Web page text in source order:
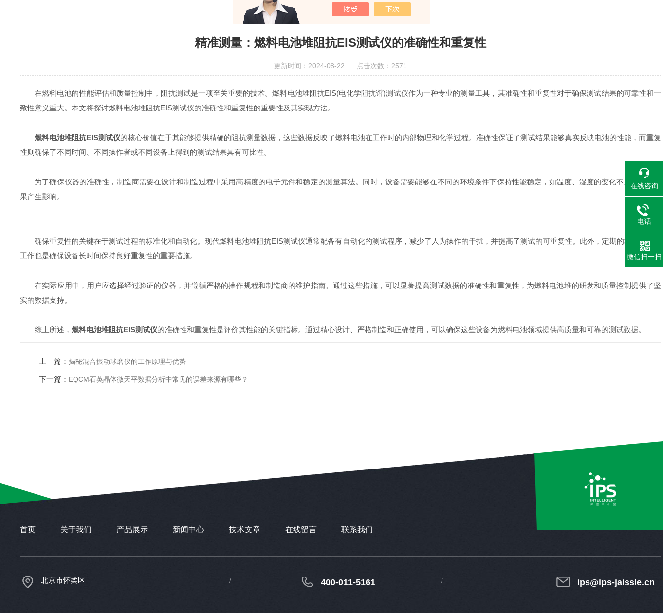
精准测量：燃料电池堆阻抗EIS测试仪的准确性和重复性
更新时间：2024-08-22 点击次数：2571
在燃料电池的性能评估和质量控制中，阻抗测试是一项至关重要的技术。燃料电池堆阻抗EIS(电化学阻抗谱)测试仪作为一种专业的测量工具，其准确性和重复性对于确保测试结果的可靠性和一
致性意义重大。本文将探讨燃料电池堆阻抗EIS测试仪的准确性和重复性的重要性及其实现方法。
燃料电池堆阻抗EIS测试仪的核心价值在于其能够提供精确的阻抗测量数据，这些数据反映了燃料电池在工作时的内部物理和化学过程。准确性保证了测试结果能够真实反映电池的性能，而重复
性则确保了不同时间、不同操作者或不同设备上得到的测试结果具有可比性。
为了确保仪器的准确性，制造商需要在设计和制造过程中采用高精度的电子元件和稳定的测量算法。同时，设备需要能够在不同的环境条件下保持性能稳定，如温度、湿度的变化不应对测试结
果产生影响。
确保重复性的关键在于测试过程的标准化和自动化。现代燃料电池堆阻抗EIS测试仪通常配备有自动化的测试程序，减少了人为操作的干扰，并提高了测试的可重复性。此外，定期的校准和维护
工作也是确保设备长时间保持良好重复性的重要措施。
在实际应用中，用户应选择经过验证的仪器，并遵循严格的操作规程和制造商的维护指南。通过这些措施，可以显著提高测试数据的准确性和重复性，为燃料电池堆的研发和质量控制提供了坚
实的数据支持。
综上所述， 燃料电池堆阻抗EIS测试仪的准确性和重复性是评价其性能的关键指标。通过精心设计、严格制造和正确使用，可以确保这些设备为燃料电池领域提供高质量和可靠的测试数据。
上一篇： 揭秘混合振动球磨仪的工作原理与优势
下一篇： EQCM石英晶体微天平数据分析中常见的误差来源有哪些？
首页 关于我们 产品展示 新闻中心 技术文章 在线留言 联系我们
北京市怀柔区 400-011-5161 ips@ips-jaissle.cn
在线咨询
电话
微信扫一扫